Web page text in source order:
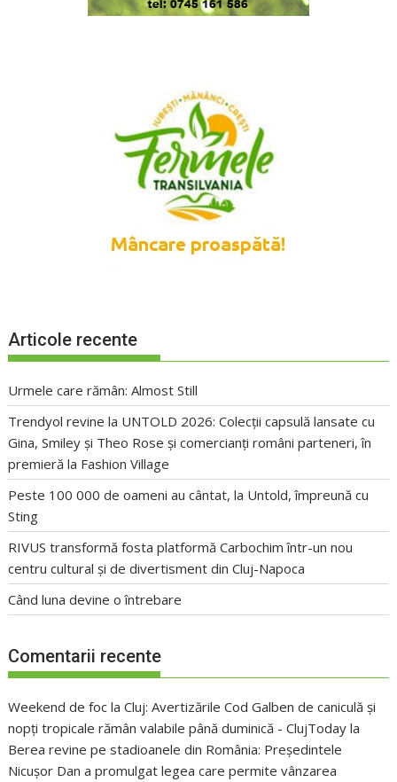
Articole recente
Urmele care rămân: Almost Still
Trendyol revine la UNTOLD 2026: Colecții capsulă lansate cu
Gina, Smiley și Theo Rose și comercianți români parteneri, în
premieră la Fashion Village
Peste 100 000 de oameni au cântat, la Untold, împreună cu
Sting
RIVUS transformă fosta platformă Carbochim într-un nou
centru cultural și de divertisment din Cluj-Napoca
Când luna devine o întrebare
Comentarii recente
Weekend de foc la Cluj: Avertizările Cod Galben de caniculă și
nopți tropicale rămân valabile până duminică - ClujToday la
Berea revine pe stadioanele din România: Președintele
Nicușor Dan a promulgat legea care permite vânzarea